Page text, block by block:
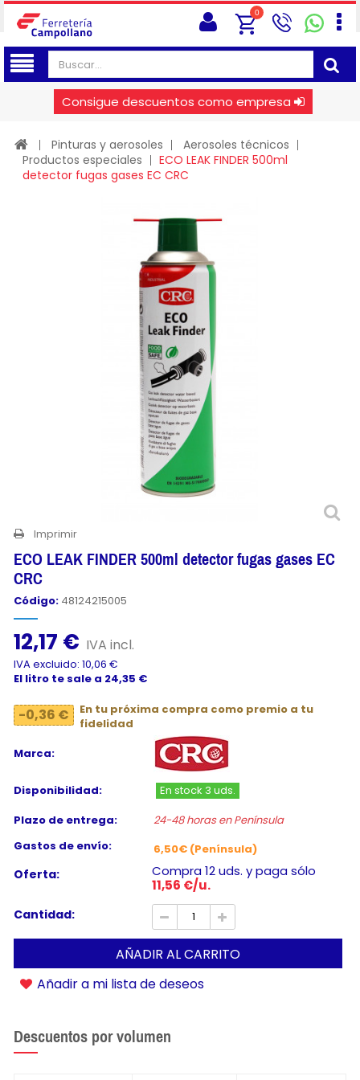
0
Consigue descuentos como empresa
Pinturas y aerosoles
Aerosoles técnicos
Productos especiales
ECO LEAK FINDER 500ml
detector fugas gases EC CRC
Imprimir
ECO LEAK FINDER 500ml detector fugas gases EC
CRC
Código: 48124215005
12,17 € IVA incl.
IVA excluido: 10,06 €
El litro te sale a 24,35 €
-0,36 €
En tu próxima compra como premio a tu
fidelidad
Marca:
Disponibilidad:
En stock 3 uds.
Plazo de entrega:
24-48 horas en Península
Gastos de envío:
6,50€ (Península)
Oferta:
Compra 12 uds. y paga sólo
11,56 €/u.
Cantidad:
AÑADIR AL CARRITO
Añadir a mi lista de deseos
Descuentos por volumen